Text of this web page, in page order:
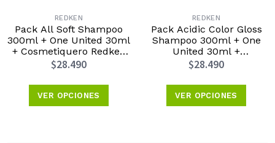
REDKEN
Pack All Soft Shampoo
300ml + One United 30ml
+ Cosmetiquero Redken
Edición Día de las Madres
$28.490
VER OPCIONES
REDKEN
Pack Acidic Color Gloss
Shampoo 300ml + One
United 30ml +
Cosmetiquero Redken
Edición Día de las Madres
2026
$28.490
VER OPCIONES